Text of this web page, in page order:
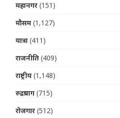
महानगर (151)
मौसम (1,127)
यात्रा (411)
राजनीति (409)
राष्ट्रीय (1,148)
रुद्रप्रयाग (715)
रोजगार (512)